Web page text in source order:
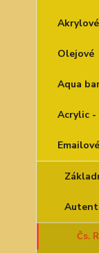
Akrylové
Olejové
Aqua
Acrylic -
Čs.